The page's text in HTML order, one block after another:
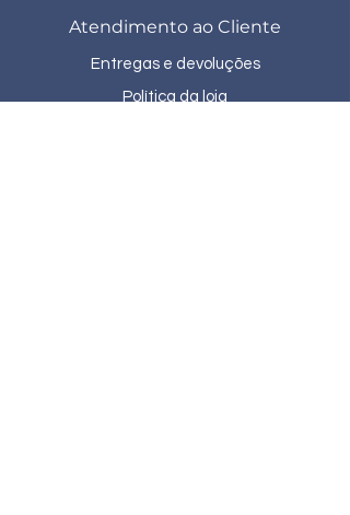
Atendimento ao Cliente
Entregas e devoluções
Política da loja